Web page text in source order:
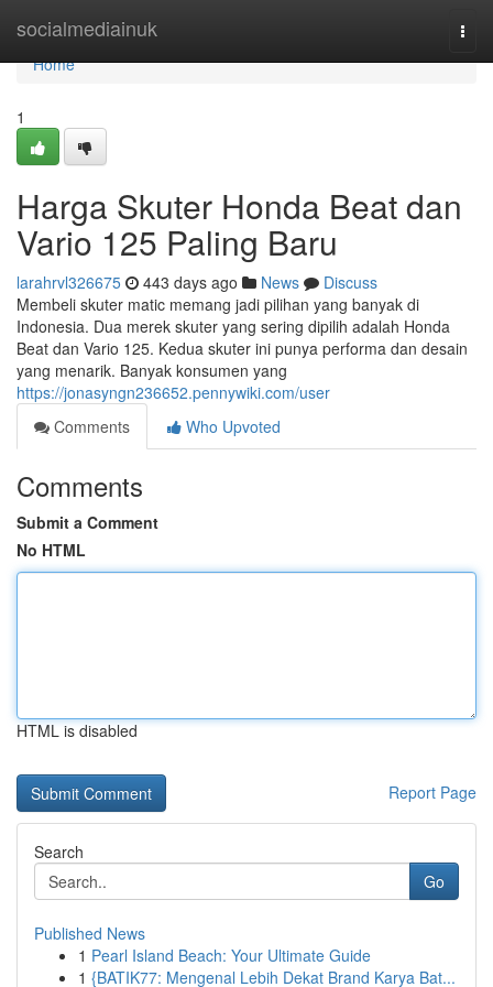
socialmediainuk
Home
Home
1
Harga Skuter Honda Beat dan
Vario 125 Paling Baru
larahrvl326675 443 days ago News
Discuss
Membeli skuter matic memang jadi pilihan yang banyak di
Indonesia. Dua merek skuter yang sering dipilih adalah Honda
Beat dan Vario 125. Kedua skuter ini punya performa dan desain
yang menarik. Banyak konsumen yang
https://jonasyngn236652.pennywiki.com/user
Comments
Who Upvoted
Comments
Submit a Comment
No HTML
HTML is disabled
Report Page
Search
Go
Published News
1 Pearl Island Beach: Your Ultimate Guide
1 {BATIK77: Mengenal Lebih Dekat Brand Karya Bat...